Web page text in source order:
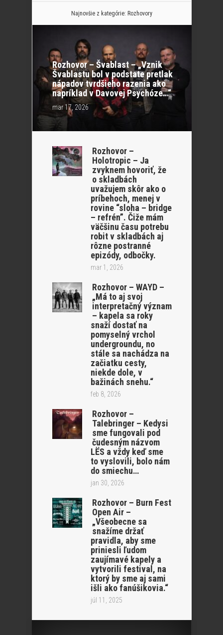
Najnovšie z kategórie: Rozhovory
Rozhovor – Švablast – „Vznik
Švablastu bol v podstate pretlak
nápadov tvrdšieho razenia ako
napríklad v Davovej Psychóze…“
mar 17, 2026
Rozhovor –
Holotropic – Ja
zvyknem hovoriť, že
o skladbách
uvažujem skôr ako o
príbehoch, menej v
rovine “sloha – bridge
– refrén”. Čiže mám
väčšinu času potrebu
robit v skladbách aj
rôzne postranné
epizódy, odbočky.
mar 1, 2026
Rozhovor – WAYD –
„Má to aj svoj
interpretačný význam
– kapela sa roky
snaží dostať na
pomyselný vrchol
undergroundu, no
stále sa nachádza na
začiatku cesty,
niekde dole, v
bažinách snehu.“
feb 8, 2026
Rozhovor –
Talebringer – Kedysi
sme fungovali pod
čudesným názvom
LËS a vždy keď sme
to vyslovili, bolo nám
do smiechu…
jan 30, 2026
Rozhovor – Burn Fest
Open Air –
„Všeobecne sa
snažíme držať
pravidla, aby sme
priniesli ľudom
zaujímavé kapely a
vytvorili festival, na
ktorý by sme aj sami
išli ako fanúšikovia.“
júl 11, 2025